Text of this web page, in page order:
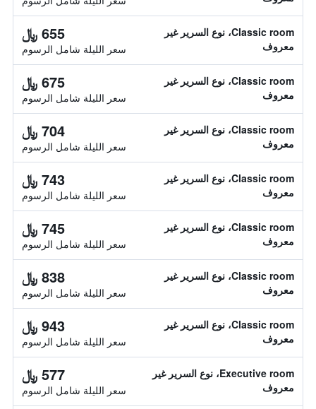
Classic room، نوع السرير غير
معروف
655 ﷼
سعر الليلة شامل الرسوم
Classic room، نوع السرير غير
معروف
675 ﷼
سعر الليلة شامل الرسوم
Classic room، نوع السرير غير
معروف
704 ﷼
سعر الليلة شامل الرسوم
Classic room، نوع السرير غير
معروف
743 ﷼
سعر الليلة شامل الرسوم
Classic room، نوع السرير غير
معروف
745 ﷼
سعر الليلة شامل الرسوم
Classic room، نوع السرير غير
معروف
838 ﷼
سعر الليلة شامل الرسوم
Classic room، نوع السرير غير
معروف
943 ﷼
سعر الليلة شامل الرسوم
Executive room، نوع السرير غير
معروف
577 ﷼
سعر الليلة شامل الرسوم